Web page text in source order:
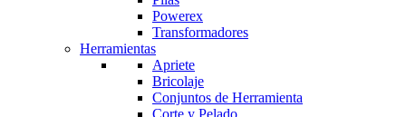
Powerex
Transformadores
Herramientas
Apriete
Bricolaje
Conjuntos de Herramienta
Corte y Pelado